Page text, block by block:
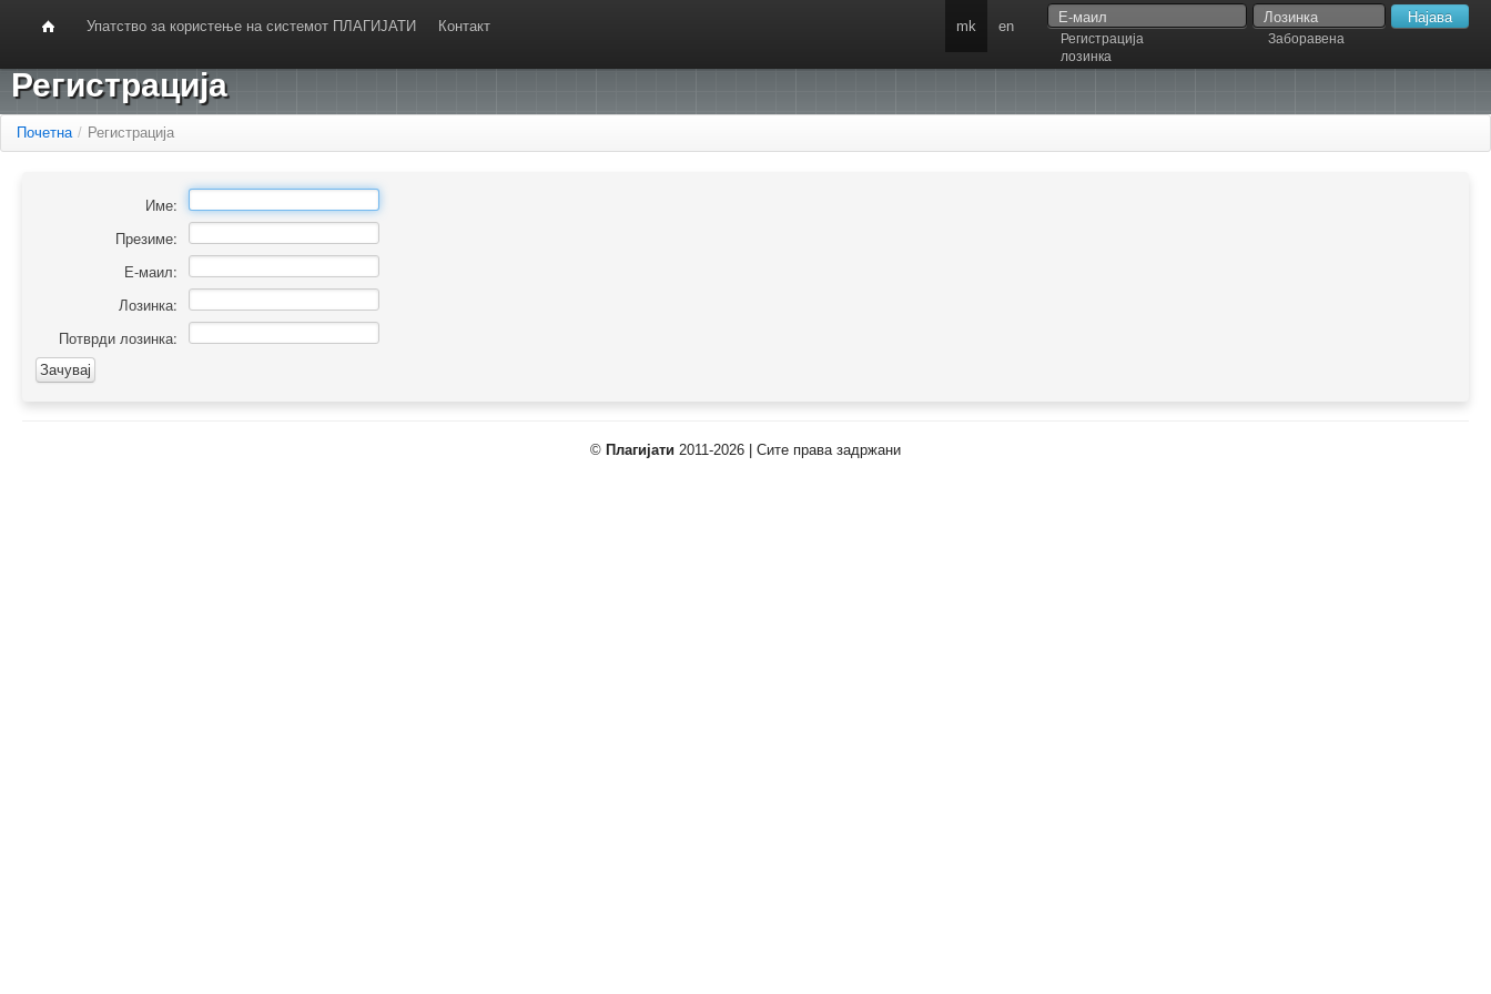
Упатство за користење на системот ПЛАГИЈАТИ Контакт
Регистрација
Заборавена
лозинка
mk en
Регистрација
Почетна / Регистрација
Име:
Презиме:
Е-маил:
Лозинка:
Потврди лозинка:
© Плагијати 2011-2026 | Сите права задржани